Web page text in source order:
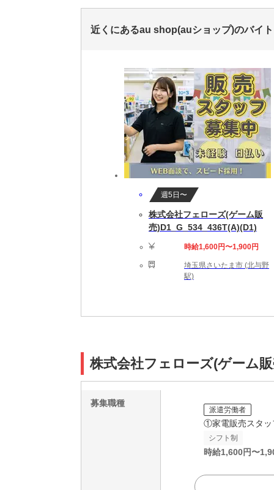
近くにあるau shop(auショップ)のバイ
週5日〜
株式会社フェローズ(ゲーム販
売)D1_G_534_436T(A)(D1)
時給1,600円〜1,900円
埼玉県さいたま市 (北与野
駅)
株式会社フェローズ(ゲーム
募集職種
派遣労働者
①家電販売スタッ
シフト制
時給1,600円〜